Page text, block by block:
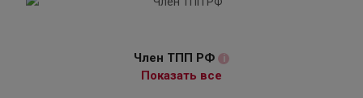
Член ТПП РФ i
Показать все